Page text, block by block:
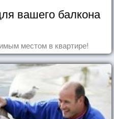
вашего балкона
местом в квартире!